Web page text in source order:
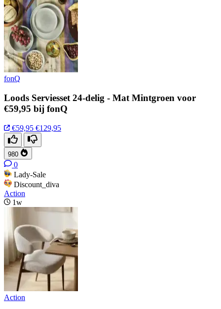
fonQ
Loods Serviesset 24-delig - Mat Mintgroen voor
€59,95 bij fonQ
€59,95 €129,95
980
0
Lady-Sale
Discount_diva
Action
1w
Action